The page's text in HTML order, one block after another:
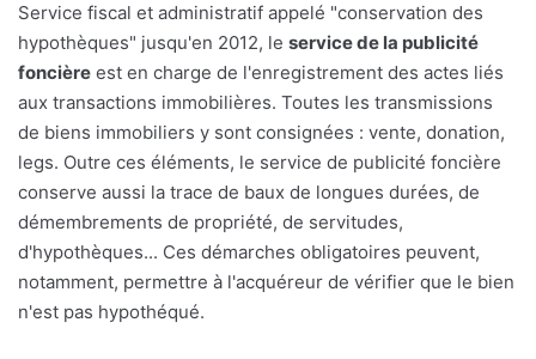
Service fiscal et administratif appelé "conservation des
hypothèques" jusqu'en 2012, le service de la publicité
foncière est en charge de l'enregistrement des actes liés
aux transactions immobilières. Toutes les transmissions
de biens immobiliers y sont consignées : vente, donation,
legs. Outre ces éléments, le service de publicité foncière
conserve aussi la trace de baux de longues durées, de
démembrements de propriété, de servitudes,
d'hypothèques... Ces démarches obligatoires peuvent,
notamment, permettre à l'acquéreur de vérifier que le bien
n'est pas hypothéqué.